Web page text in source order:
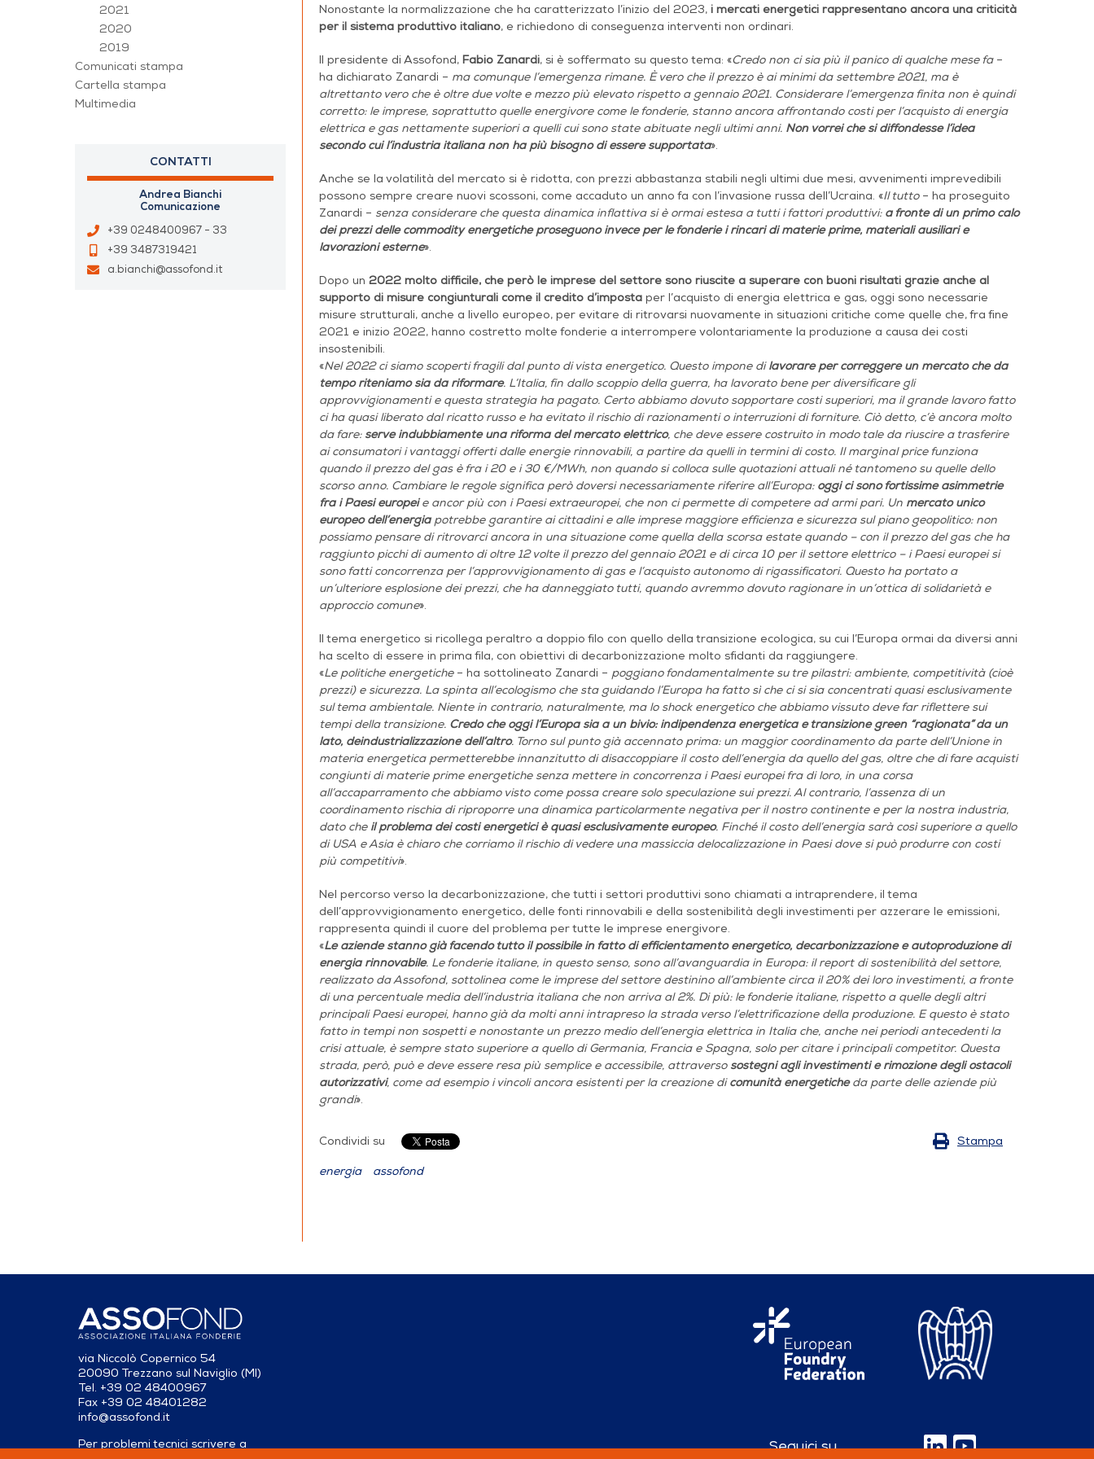
2021
2020
2019
Comunicati stampa
Cartella stampa
Multimedia
CONTATTI
Andrea Bianchi
Comunicazione
+39 0248400967 - 33
+39 3487319421
a.bianchi@assofond.it
Nonostante la normalizzazione che ha caratterizzato l’inizio del 2023, i mercati energetici rappresentano ancora una criticità
per il sistema produttivo italiano, e richiedono di conseguenza interventi non ordinari.
Il presidente di Assofond, Fabio Zanardi, si è soffermato su questo tema: «Credo non ci sia più il panico di qualche mese fa–
ha dichiarato Zanardi – ma comunque l’emergenza rimane. È vero che il prezzo è ai minimi da settembre 2021, ma è
altrettanto vero che è oltre due volte e mezzo più elevato rispetto a gennaio 2021. Considerare l’emergenza finita non è quindi
corretto: le imprese, soprattutto quelle energivore come le fonderie, stanno ancora affrontando costi per l’acquisto di energia
elettrica e gas nettamente superiori a quelli cui sono state abituate negli ultimi anni. Non vorrei che si diffondesse l’idea
secondo cui l’industria italiana non ha più bisogno di essere supportata».
Anche se la volatilità del mercato si è ridotta, con prezzi abbastanza stabili negli ultimi due mesi, avvenimenti imprevedibili
possono sempre creare nuovi scossoni, come accaduto un anno fa con l’invasione russa dell’Ucraina. «Il tutto– ha proseguito
Zanardi – senza considerare che questa dinamica inflattiva si è ormai estesa a tutti i fattori produttivi: a fronte di un primo calo
dei prezzi delle commodity energetiche proseguono invece per le fonderie i rincari di materie prime, materiali ausiliari e
lavorazioni esterne».
Dopo un 2022 molto difficile, che però le imprese del settore sono riuscite a superare con buoni risultati grazie anche al
supporto di misure congiunturali come il credito d’imposta per l’acquisto di energia elettrica e gas, oggi sono necessarie
misure strutturali, anche a livello europeo, per evitare di ritrovarsi nuovamente in situazioni critiche come quelle che, fra fine
2021 e inizio 2022, hanno costretto molte fonderie a interrompere volontariamente la produzione a causa dei costi
insostenibili.
«Nel 2022 ci siamo scoperti fragili dal punto di vista energetico. Questo impone dilavorare per correggere un mercato che da
tempo riteniamo sia da riformare. L’Italia, fin dallo scoppio della guerra, ha lavorato bene per diversificare gli
approvvigionamenti e questa strategia ha pagato. Certo abbiamo dovuto sopportare costi superiori, ma il grande lavoro fatto
ci ha quasi liberato dal ricatto russo e ha evitato il rischio di razionamenti o interruzioni di forniture. Ciò detto, c’è ancora molto
da fare: serve indubbiamente una riforma del mercato elettrico, che deve essere costruito in modo tale da riuscire a trasferire
ai consumatori i vantaggi offerti dalle energie rinnovabili, a partire da quelli in termini di costo. Il marginal price funziona
quando il prezzo del gas è fra i 20 e i 30 €/MWh, non quando si colloca sulle quotazioni attuali né tantomeno su quelle dello
scorso anno. Cambiare le regole significa però doversi necessariamente riferire all’Europa: oggi ci sono fortissime asimmetrie
fra i Paesi europeie ancor più con i Paesi extraeuropei, che non ci permette di competere ad armi pari. Un mercato unico
europeo dell’energiapotrebbe garantire ai cittadini e alle imprese maggiore efficienza e sicurezza sul piano geopolitico: non
possiamo pensare di ritrovarci ancora in una situazione come quella della scorsa estate quando – con il prezzo del gas che ha
raggiunto picchi di aumento di oltre 12 volte il prezzo del gennaio 2021 e di circa 10 per il settore elettrico – i Paesi europei si
sono fatti concorrenza per l’approvvigionamento di gas e l’acquisto autonomo di rigassificatori. Questo ha portato a
un’ulteriore esplosione dei prezzi, che ha danneggiato tutti, quando avremmo dovuto ragionare in un’ottica di solidarietà e
approccio comune».
Il tema energetico si ricollega peraltro a doppio filo con quello della transizione ecologica, su cui l’Europa ormai da diversi anni
ha scelto di essere in prima fila, con obiettivi di decarbonizzazione molto sfidanti da raggiungere.
«Le politiche energetiche– ha sottolineato Zanardi – poggiano fondamentalmente su tre pilastri: ambiente, competitività (cioè
prezzi) e sicurezza. La spinta all’ecologismo che sta guidando l’Europa ha fatto sì che ci si sia concentrati quasi esclusivamente
sul tema ambientale. Niente in contrario, naturalmente, ma lo shock energetico che abbiamo vissuto deve far riflettere sui
tempi della transizione. Credo che oggi l’Europa sia a un bivio: indipendenza energetica e transizione green “ragionata” da un
lato, deindustrializzazione dell’altro. Torno sul punto già accennato prima: un maggior coordinamento da parte dell’Unione in
materia energetica permetterebbe innanzitutto di disaccoppiare il costo dell’energia da quello del gas, oltre che di fare acquisti
congiunti di materie prime energetiche senza mettere in concorrenza i Paesi europei fra di loro, in una corsa
all’accaparramento che abbiamo visto come possa creare solo speculazione sui prezzi. Al contrario, l’assenza di un
coordinamento rischia di riproporre una dinamica particolarmente negativa per il nostro continente e per la nostra industria,
dato che il problema dei costi energetici è quasi esclusivamente europeo. Finché il costo dell’energia sarà così superiore a quello
di USA e Asia è chiaro che corriamo il rischio di vedere una massiccia delocalizzazione in Paesi dove si può produrre con costi
più competitivi».
Nel percorso verso la decarbonizzazione, che tutti i settori produttivi sono chiamati a intraprendere, il tema
dell’approvvigionamento energetico, delle fonti rinnovabili e della sostenibilità degli investimenti per azzerare le emissioni,
rappresenta quindi il cuore del problema per tutte le imprese energivore.
«Le aziende stanno già facendo tutto il possibile in fatto di efficientamento energetico, decarbonizzazione e autoproduzione di
energia rinnovabile. Le fonderie italiane, in questo senso, sono all’avanguardia in Europa: il report di sostenibilità del settore,
realizzato da Assofond, sottolinea come le imprese del settore destinino all’ambiente circa il 20% dei loro investimenti, a fronte
di una percentuale media dell’industria italiana che non arriva al 2%. Di più: le fonderie italiane, rispetto a quelle degli altri
principali Paesi europei, hanno già da molti anni intrapreso la strada verso l’elettrificazione della produzione. E questo è stato
fatto in tempi non sospetti e nonostante un prezzo medio dell’energia elettrica in Italia che, anche nei periodi antecedenti la
crisi attuale, è sempre stato superiore a quello di Germania, Francia e Spagna, solo per citare i principali competitor. Questa
strada, però, può e deve essere resa più semplice e accessibile, attraverso sostegni agli investimenti e rimozione degli ostacoli
autorizzativi, come ad esempio i vincoli ancora esistenti per la creazione dicomunità energeticheda parte delle aziende più
grandi».
Condividi su Stampa
energia assofond
via Niccolò Copernico 54
20090 Trezzano sul Naviglio (MI)
Tel. +39 02 48400967
Fax +39 02 48401282
info@assofond.it
Per problemi tecnici scrivere a
Seguici su